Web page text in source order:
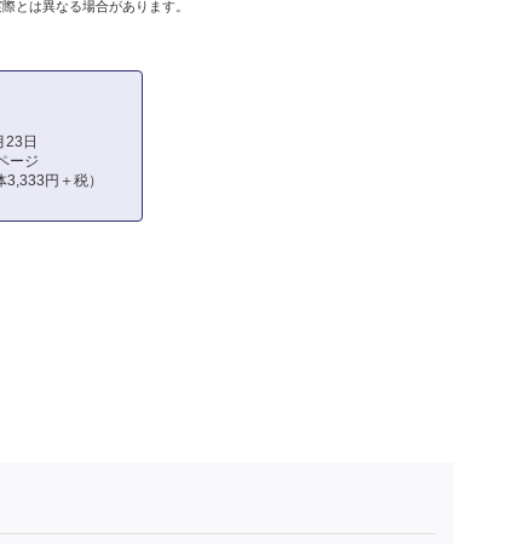
とは異なる場合があります。
23日
ージ
円＋税）